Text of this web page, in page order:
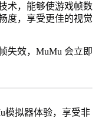
术，能够使游戏帧数
度，享受更佳的视觉
失效，MuMu 会立即
模拟器体验，享受非